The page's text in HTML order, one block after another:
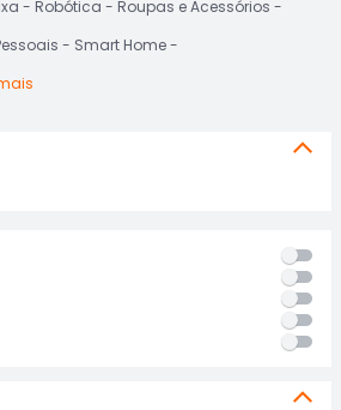
Robótica
Roupas e Acessórios
Smart Home